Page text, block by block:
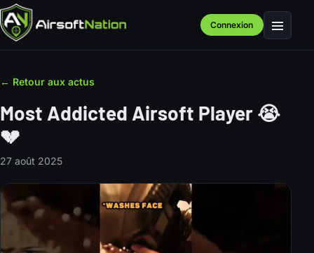
Connexion Menu
← Retour aux actus
Most Addicted Airsoft Player 😭
💔
27 août 2025